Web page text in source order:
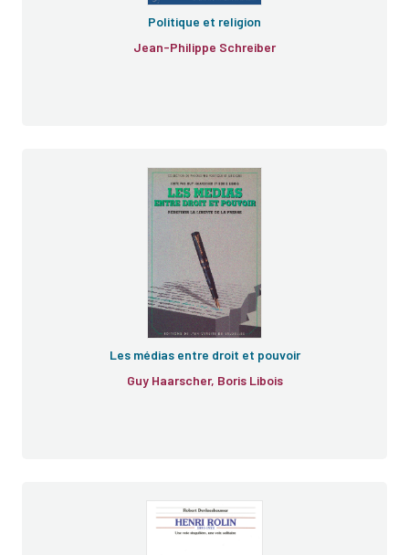
Politique et religion
Jean-Philippe Schreiber
Les médias entre droit et pouvoir
Guy Haarscher, Boris Libois